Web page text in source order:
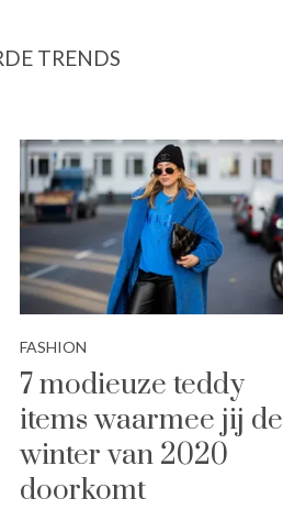
TRENDS
FASHION
7 modieuze teddy
items waarmee jij de
winter van 2020
doorkomt